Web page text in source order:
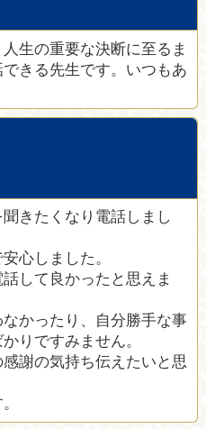
生の重要な決断に至るま
きる先生です。いつもあ
きたくなり電話しまし
心しました。
して良かったと思えま
かったり、自分勝手な事
りですみません。
謝の気持ち伝えたいと思